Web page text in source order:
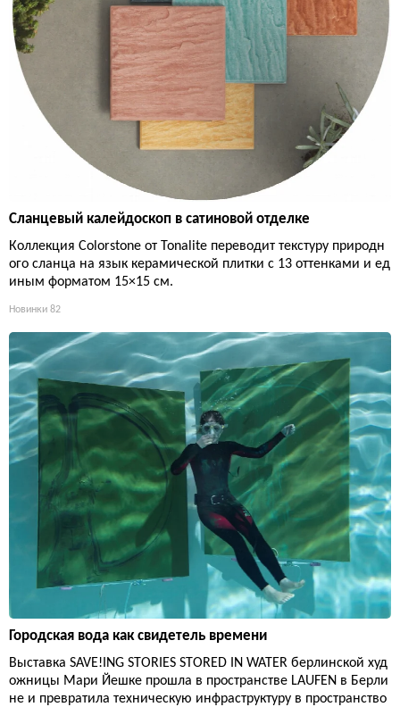
Сланцевый калейдоскоп в сатиновой отделке
Коллекция Colorstone от Tonalite переводит текстуру природн
ого сланца на язык керамической плитки с 13 оттенками и ед
иным форматом 15×15 см.
Новинки 82
Городская вода как свидетель времени
Выставка SAVE!ING STORIES STORED IN WATER берлинской худ
ожницы Мари Йешке прошла в пространстве LAUFEN в Берли
не и превратила техническую инфраструктуру в пространство